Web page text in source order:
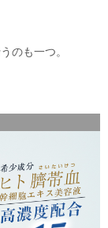
のも一つ。